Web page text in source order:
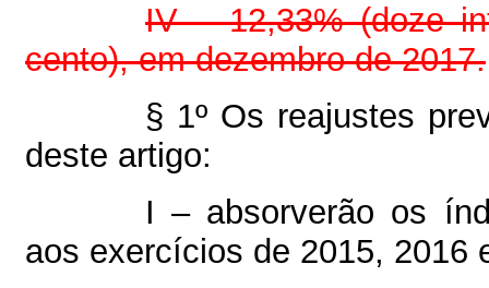
IV – 12,33% (doze
cento), em dezembro de 2017.
§ 1º Os reajustes
deste artigo:
I – absorverão os
aos exercícios de 2015, 2016